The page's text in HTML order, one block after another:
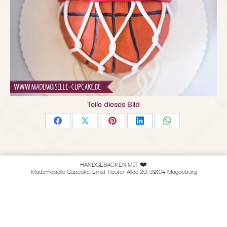
Teile dieses Bild
Share
Facebook
Share
X
Share
Pinterest
Share
LinkedIn
Share
WhatsApp
HANDGEBACKEN MIT ❤️
Mademoiselle Cupcake, Ernst-Reuter-Allee 20, 39104 Magdeburg